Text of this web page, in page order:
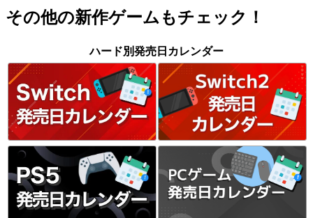
その他の新作ゲームもチェック！
ハード別発売日カレンダー